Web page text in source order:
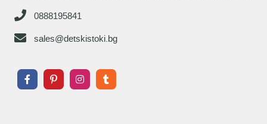
0888195841
sales@detskistoki.bg